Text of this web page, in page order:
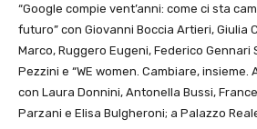
“Google compie vent’anni: come ci sta
futuro” con Giovanni Boccia Artieri, Giulia
Marco, Ruggero Eugeni, Federico Gennari
Pezzini e “WE women. Cambiare,
con Laura Donnini, Antonella Bussi,
Parzani e Elisa Bulgheroni; a Palazzo